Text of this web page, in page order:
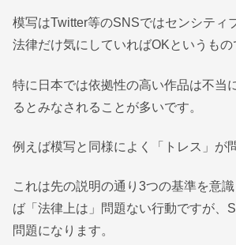
模写はTwitter等のSNSではセンシティ
法律だけ気にしていればOKというもの
特に日本では依拠性の高い作品は不当
るとみなされることが多いです。
例えば模写と同様によく「トレス」が
これは先の説明の通り3つの基準を意
ば「法律上は」問題ない行動ですが、
問題になります。